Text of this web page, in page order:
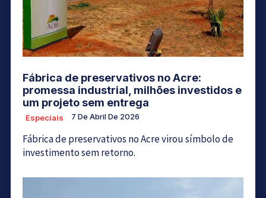
Fábrica de preservativos no Acre:
promessa industrial, milhões investidos e
um projeto sem entrega
Especiais 7 De Abril De 2026
Fábrica de preservativos no Acre virou símbolo de
investimento sem retorno.